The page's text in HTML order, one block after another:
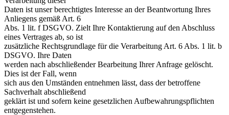
Daten ist unser berechtigtes Interesse an der Beantwortung Ihres
Anliegens gemäß Art. 6
Abs. 1 lit. f DSGVO. Zielt Ihre Kontaktierung auf den Abschluss
eines Vertrages ab, so ist
zusätzliche Rechtsgrundlage für die Verarbeitung Art. 6 Abs. 1 lit. b
DSGVO. Ihre Daten
werden nach abschließender Bearbeitung Ihrer Anfrage gelöscht.
Dies ist der Fall, wenn
sich aus den Umständen entnehmen lässt, dass der betroffene
Sachverhalt abschließend
geklärt ist und sofern keine gesetzlichen Aufbewahrungspflichten
entgegenstehen.